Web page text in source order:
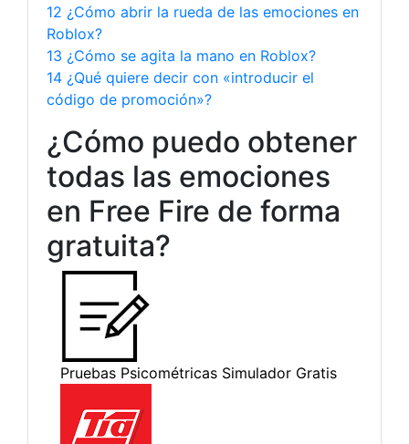
12 ¿Cómo abrir la rueda de las emociones en
Roblox?
13 ¿Cómo se agita la mano en Roblox?
14 ¿Qué quiere decir con «introducir el
código de promoción»?
¿Cómo puedo obtener
todas las emociones
en Free Fire de forma
gratuita?